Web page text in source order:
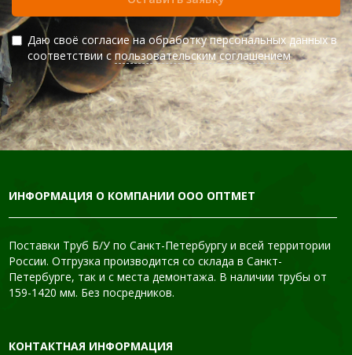
Даю своё согласие на обработку персональных данных в
соответствии спользовательским соглашением
ИНФОРМАЦИЯ О КОМПАНИИ ООО ОПТМЕТ
Поставки Труб Б/У по Санкт-Петербургу и всей территории
России. Отгрузка производится со склада в Санкт-
Петербурге, так и с места демонтажа. В наличии трубы от
159-1420 мм. Без посредников.
КОНТАКТНАЯ ИНФОРМАЦИЯ